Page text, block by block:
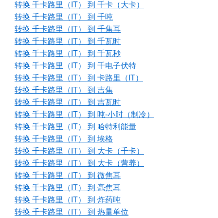
转换 千卡路里（IT） 到 千卡（大卡）
转换 千卡路里（IT） 到 千吨
转换 千卡路里（IT） 到 千焦耳
转换 千卡路里（IT） 到 千瓦时
转换 千卡路里（IT） 到 千瓦秒
转换 千卡路里（IT） 到 千电子伏特
转换 千卡路里（IT） 到 卡路里（IT）
转换 千卡路里（IT） 到 吉焦
转换 千卡路里（IT） 到 吉瓦时
转换 千卡路里（IT） 到 吨-小时（制冷）
转换 千卡路里（IT） 到 哈特利能量
转换 千卡路里（IT） 到 埃格
转换 千卡路里（IT） 到 大卡（千卡）
转换 千卡路里（IT） 到 大卡（营养）
转换 千卡路里（IT） 到 微焦耳
转换 千卡路里（IT） 到 毫焦耳
转换 千卡路里（IT） 到 炸药吨
转换 千卡路里（IT） 到 热量单位